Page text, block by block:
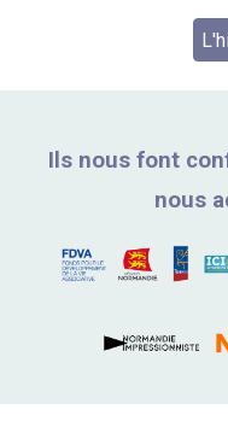
Ils nous font
nous